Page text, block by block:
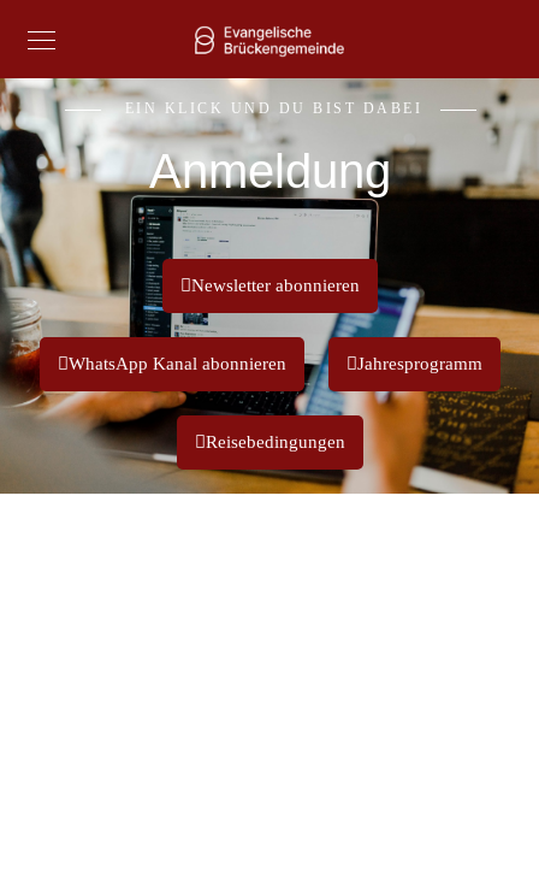
EIN KLICK UND DU BIST DABEI
Anmeldung
Newsletter abonnieren
WhatsApp Kanal abonnieren Jahresprogramm
Reisebedingungen